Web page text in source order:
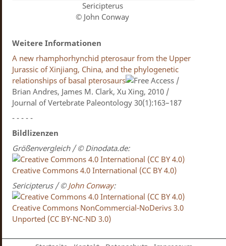
Sericipterus
© John Conway
Weitere Informationen
A new rhamphorhynchid pterosaur from the Upper
Jurassic of Xinjiang, China, and the phylogenetic
relationships of basal pterosaurs
/
Brian Andres, James M. Clark, Xu Xing, 2010 /
Journal of Vertebrate Paleontology 30(1):163–187
- - - - -
Bildlizenzen
Größenvergleich / © Dinodata.de:
Creative Commons 4.0 International (CC BY 4.0)
Sericipterus / ©John Conway:
Creative Commons NonCommercial-NoDerivs 3.0
Unported (CC BY-NC-ND 3.0)